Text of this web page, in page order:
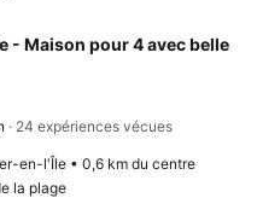
- Maison pour 4 avec belle
de 8,4
· 24 expériences vécues
en-l'Île • 0,6 km du centre
la plage